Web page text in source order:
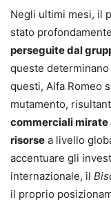
Negli ultimi mesi, il
stato
perseguite dal
queste
questi, Alfa Romeo
mutamento,
commerciali mirate
risorse a livello
accentuare gli
internazionale, il
il proprio